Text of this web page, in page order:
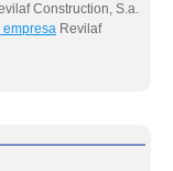
Construction, S.a.
empresa Revilaf